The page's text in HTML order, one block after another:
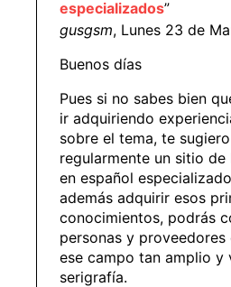
especializados”
gusgsm, Lunes 23 de
Buenos días
Pues si no sabes bien
ir adquiriendo
sobre el tema, te
regularmente un sitio
en español
además adquirir esos
conocimientos, podrás
personas y
ese campo tan amplio y
serigrafía.